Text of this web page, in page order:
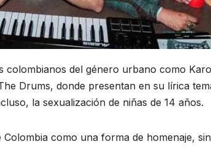
colombianos del género urbano como
Drums, donde presentan en su lírica
la sexualización de niñas de 14 años.
como una forma de homenaje,